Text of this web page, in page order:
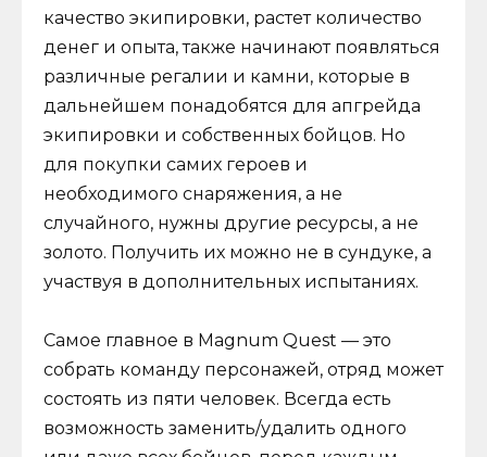
качество экипировки, растет количество
денег и опыта, также начинают появляться
различные регалии и камни, которые в
дальнейшем понадобятся для апгрейда
экипировки и собственных бойцов. Но
для покупки самих героев и
необходимого снаряжения, а не
случайного, нужны другие ресурсы, а не
золото. Получить их можно не в сундуке, а
участвуя в дополнительных испытаниях.
Самое главное в Magnum Quest — это
собрать команду персонажей, отряд может
состоять из пяти человек. Всегда есть
возможность заменить/удалить одного